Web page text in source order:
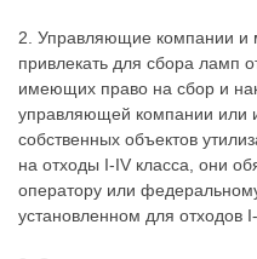
2. Управляющие компании и
привлекать для сбора
имеющих право на сбор и
управляющей компании или
собственных объектов
на отходы I-IV класса, они
оператору или
установленном для отходов